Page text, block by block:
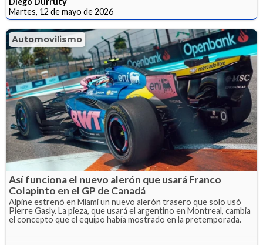
Martes, 12 de mayo de 2026
Automovilismo
Así funciona el nuevo alerón que usará Franco
Colapinto en el GP de Canadá
Alpine estrenó en Miami un nuevo alerón trasero que solo usó
Pierre Gasly. La pieza, que usará el argentino en Montreal, cambia
el concepto que el equipo había mostrado en la pretemporada.